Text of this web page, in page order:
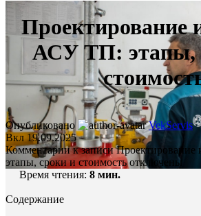
Проектирование
АСУ ТП: этапы,
Опубликовано
VekServis
Вкл 19.09.2025
Комментариик записи
этапы, сроки и стоимостьотключены
Время чтения: 8 мин.
Содержание